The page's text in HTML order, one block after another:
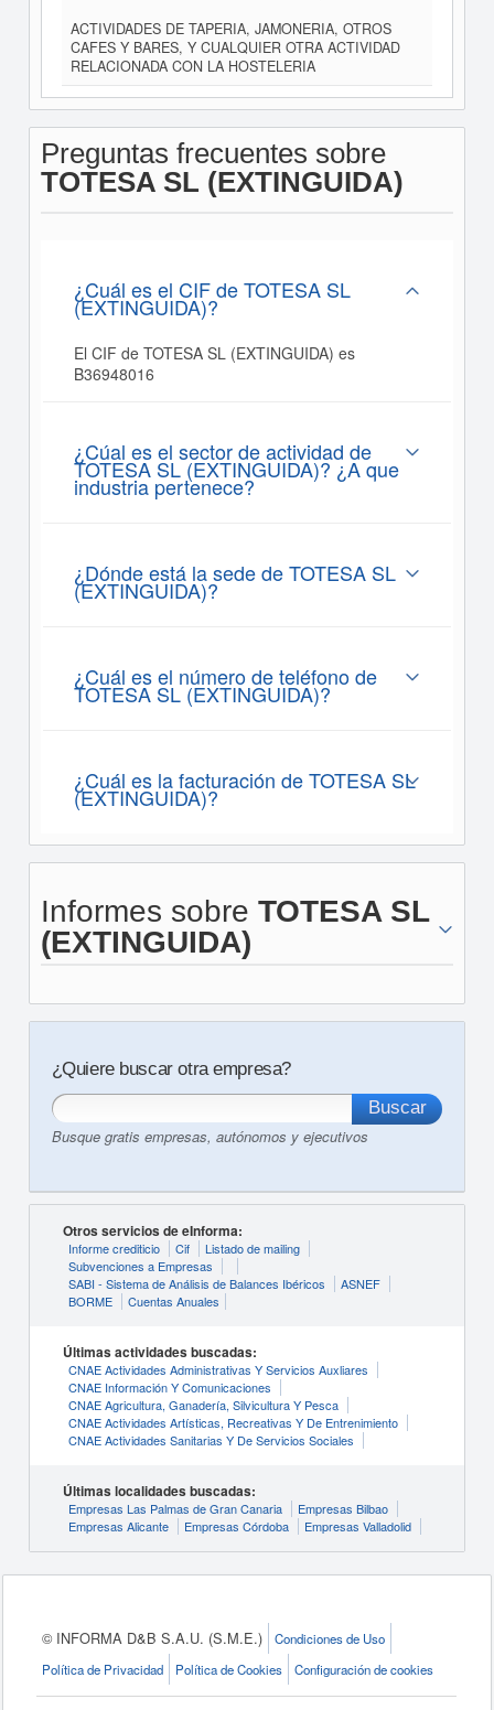
ACTIVIDADES DE TAPERIA, JAMONERIA, OTROS
CAFES Y BARES, Y CUALQUIER OTRA ACTIVIDAD
RELACIONADA CON LA HOSTELERIA
Preguntas frecuentes sobre
TOTESA SL (EXTINGUIDA)
¿Cuál es el CIF de TOTESA SL
(EXTINGUIDA)?
El CIF de TOTESA SL (EXTINGUIDA) es
B36948016
¿Cúal es el sector de actividad de
TOTESA SL (EXTINGUIDA)? ¿A que
industria pertenece?
¿Dónde está la sede de TOTESA SL
(EXTINGUIDA)?
¿Cuál es el número de teléfono de
TOTESA SL (EXTINGUIDA)?
¿Cuál es la facturación de TOTESA SL
(EXTINGUIDA)?
Informes sobre TOTESA SL
(EXTINGUIDA)
¿Quiere buscar otra empresa?
Busque gratis empresas, autónomos y ejecutivos
Otros servicios de eInforma:
Informe crediticio Cif
Listado de mailing
Subvenciones a Empresas
SABI - Sistema de Análisis de Balances Ibéricos
ASNEF
BORME
Cuentas Anuales
Últimas actividades buscadas:
CNAE Actividades Administrativas Y Servicios Auxliares
CNAE Información Y Comunicaciones
CNAE Agricultura, Ganadería, Silvicultura Y Pesca
CNAE Actividades Artísticas, Recreativas Y De Entrenimiento
CNAE Actividades Sanitarias Y De Servicios Sociales
Últimas localidades buscadas:
Empresas Las Palmas de Gran Canaria
Empresas Bilbao
Empresas Alicante
Empresas Córdoba Empresas Valladolid
© INFORMA D&B S.A.U. (S.M.E.)
Condiciones de Uso
Política de Privacidad
Política de Cookies Configuración de cookies